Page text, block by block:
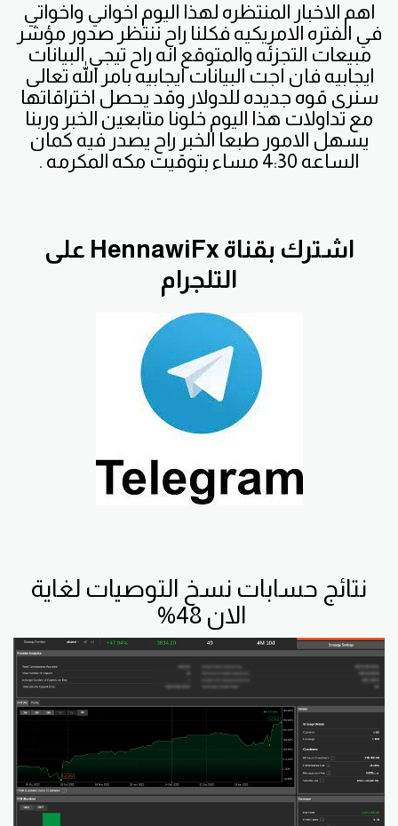
اهم الاخبار المنتظره لهذا اليوم اخواني واخواتي
في الفتره الامريكيه فكلنا راح ننتظر صدور مؤشر
مبيعات التجزئه والمتوقع انه راح تيجي البيانات
ايجابيه فان اجت البيانات ايجابيه بامر الله تعالى
سنرى قوه جديده للدولار وقد يحصل اختراقاتها
مع تداولات هذا اليوم خلونا متابعين الخبر وربنا
يسهل الامور طبعا الخبر راح يصدر فيه كمان
الساعه 4:30 مساء بتوقيت مكه المكرمه .
اشترك بقناة HennawiFx على
التلجرام
نتائج حسابات نسخ التوصيات لغاية
الان 48%